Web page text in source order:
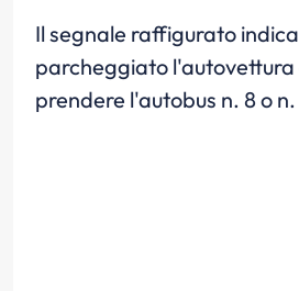
Il segnale raffigurato
parcheggiato l'autovettura
prendere l'autobus n. 8 o